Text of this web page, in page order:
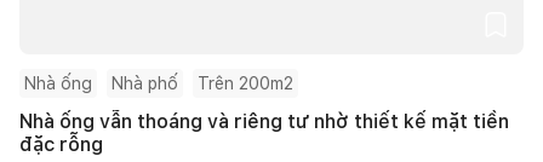
Nhà ống Nhà phố Trên 200m2
Nhà ống vẫn thoáng và riêng tư nhờ thiết kế mặt tiền
đặc rỗng